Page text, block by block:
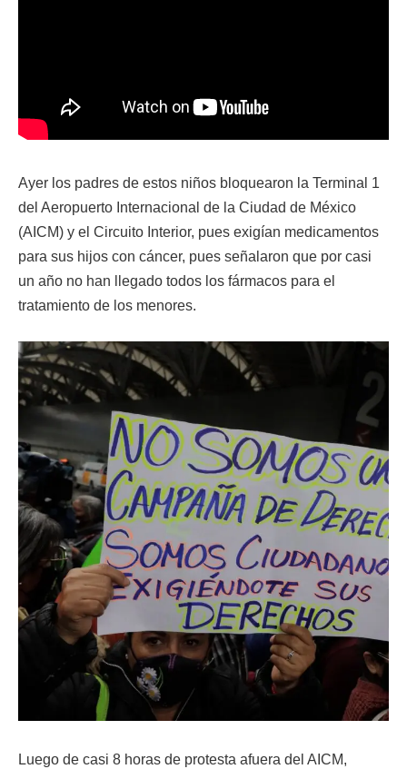
Ayer los padres de estos niños bloquearon la Terminal 1
del Aeropuerto Internacional de la Ciudad de México
(AICM) y el Circuito Interior, pues exigían medicamentos
para sus hijos con cáncer, pues señalaron que por casi
un año no han llegado todos los fármacos para el
tratamiento de los menores.
Luego de casi 8 horas de protesta afuera del AICM,